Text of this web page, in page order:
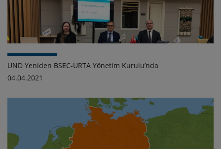
UND Yeniden BSEC-URTA Yönetim Kurulu’nda
04.04.2021